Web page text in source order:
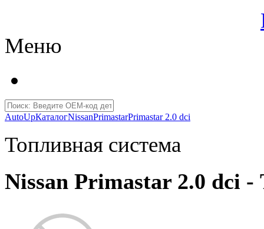
Меню
AutoUpКаталогNissanPrimastarPrimastar 2.0 dci
Топливная система
Nissan Primastar 2.0 dci -